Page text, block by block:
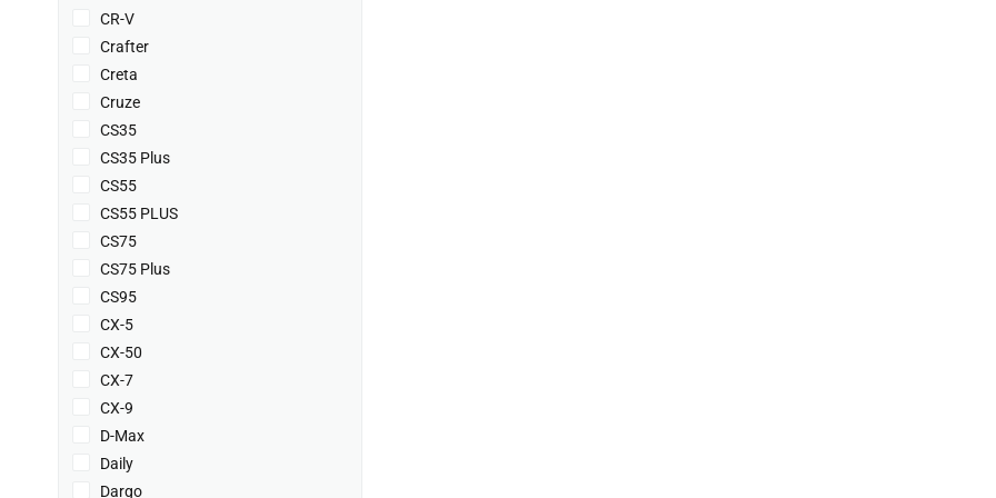
CR-V
Crafter
Creta
Cruze
CS35
CS35 Plus
CS55
CS55 PLUS
CS75
CS75 Plus
CS95
CX-5
CX-50
CX-7
CX-9
D-Max
Daily
Dargo